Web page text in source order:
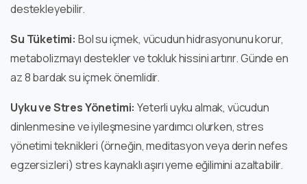
destekleyebilir.
Su Tüketimi: Bol su içmek, vücudun hidrasyonunu korur,
metabolizmayı destekler ve tokluk hissini artırır. Günde en
az 8 bardak su içmek önemlidir.
Uyku ve Stres Yönetimi: Yeterli uyku almak, vücudun
dinlenmesine ve iyileşmesine yardımcı olurken, stres
yönetimi teknikleri (örneğin, meditasyon veya derin nefes
egzersizleri) stres kaynaklı aşırı yeme eğilimini azaltabilir.